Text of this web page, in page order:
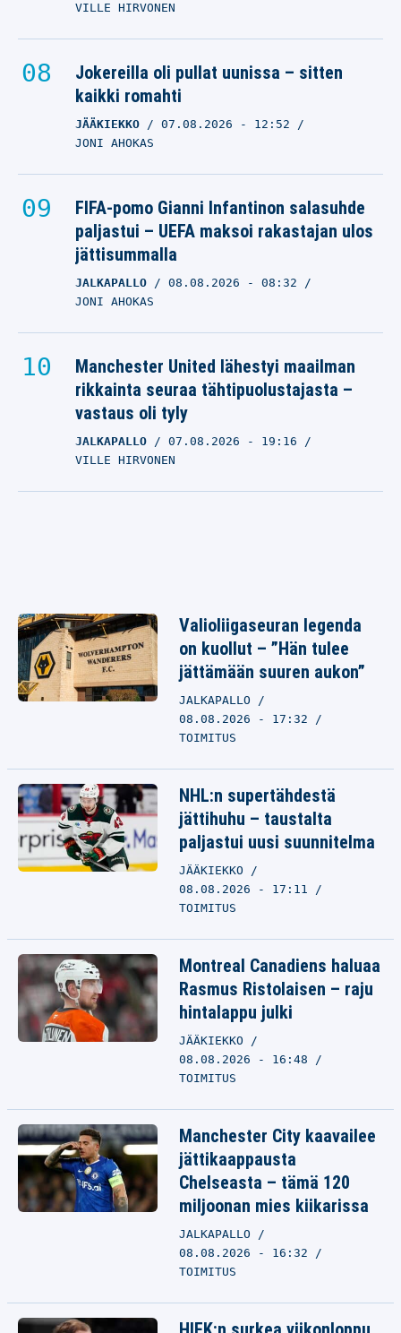
VILLE HIRVONEN
Jokereilla oli pullat uunissa – sitten
kaikki romahti
JÄÄKIEKKO 07.08.2026 - 12:52
JONI AHOKAS
FIFA-pomo Gianni Infantinon salasuhde
paljastui – UEFA maksoi rakastajan ulos
jättisummalla
JALKAPALLO 08.08.2026 - 08:32
JONI AHOKAS
Manchester United lähestyi maailman
rikkainta seuraa tähtipuolustajasta –
vastaus oli tyly
JALKAPALLO 07.08.2026 - 19:16
VILLE HIRVONEN
Valioliigaseuran legenda
on kuollut – ”Hän tulee
jättämään suuren aukon”
JALKAPALLO
08.08.2026 - 17:32
TOIMITUS
NHL:n supertähdestä
jättihuhu – taustalta
paljastui uusi suunnitelma
JÄÄKIEKKO
08.08.2026 - 17:11
TOIMITUS
Montreal Canadiens haluaa
Rasmus Ristolaisen – raju
hintalappu julki
JÄÄKIEKKO
08.08.2026 - 16:48
TOIMITUS
Manchester City kaavailee
jättikaappausta
Chelseasta – tämä 120
miljoonan mies kiikarissa
JALKAPALLO
08.08.2026 - 16:32
TOIMITUS